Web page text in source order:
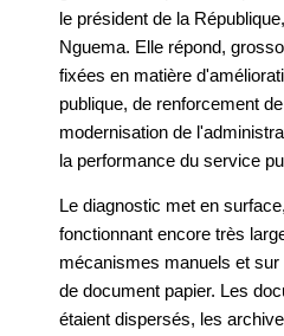
le président de la
Nguema. Elle répond,
fixées en matière
publique, de renforcement
modernisation de
la performance du service
Le diagnostic met en
fonctionnant encore très
mécanismes manuels et
de document papier. Les
étaient dispersés, les